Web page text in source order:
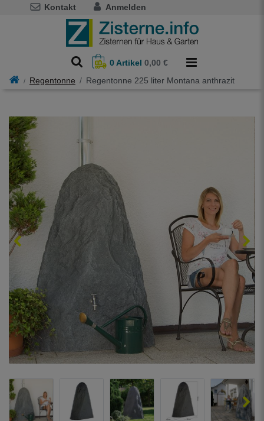
Kontakt Anmelden
0Artikel 0,00 €
Regentonne
Regentonne 225 liter Montana anthrazit